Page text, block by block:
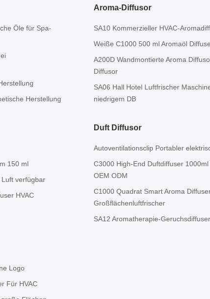
Öle für Spa-
Herstellung
Aroma-Diffusor
SA10 Kommerzieller HVAC-
Weiße C1000 500 ml Aromaöl
A200D Wandmontierte Aroma
Diffusor
SA06 Hall Hotel Luftfrischer
niedrigem DB
150 ml
verfügbar
HVAC
Duft Diffusor
Autoventilationsclip Portabler
C3000 High-End Duftdiffuser
OEM ODM
C1000 Quadrat Smart Aroma
Großflächenluftfrischer
SA12 Aromatherapie-
Logo
Für HVAC